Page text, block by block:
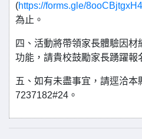
(https://forms.gle/
為止。
四、活動將帶領家長體驗因
功能，請貴校鼓勵家長踴躍報
五、如有未盡事宜，請逕洽
7237182#24。